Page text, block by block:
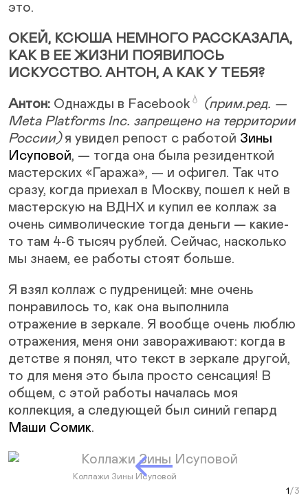
это.
ОКЕЙ, КСЮША НЕМНОГО РАССКАЗАЛА,
КАК В ЕЕ ЖИЗНИ ПОЯВИЛОСЬ
ИСКУССТВО. АНТОН, А КАК У ТЕБЯ?
Антон: Однажды в Facebook 💧
(прим.ред. —
Meta Platforms Inc. запрещено на территории
России)я увидел репост с работой Зины
Исуповой, — тогда она была резиденткой
мастерских «Гаража», — и офигел. Так что
сразу, когда приехал в Москву, пошел к ней в
мастерскую на ВДНХ и купил ее коллаж за
очень символические тогда деньги — какие-
то там 4-6 тысяч рублей. Сейчас, насколько
мы знаем, ее работы стоят больше.
Я взял коллаж с пудреницей: мне очень
понравилось то, как она выполнила
отражение в зеркале. Я вообще очень люблю
отражения, меня они завораживают: когда в
детстве я понял, что текст в зеркале другой,
то для меня это была просто сенсация! В
общем, с этой работы началась моя
коллекция, а следующей был синий гепард
Маши Сомик.
Next Slide
Коллажи Зины Исуповой